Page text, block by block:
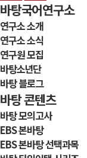
바탕국어연구소
연구소 소개
연구소 소식
연구원 모집
바탕소년단
바탕 블로그
바탕 콘텐츠
바탕 모의고사
EBS 본바탕
EBS 본바탕 선택과목